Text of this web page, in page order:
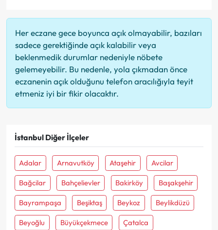
Her eczane gece boyunca açık olmayabilir, bazıları
sadece gerektiğinde açık kalabilir veya
beklenmedik durumlar nedeniyle nöbete
gelemeyebilir. Bu nedenle, yola çıkmadan önce
eczanenin açık olduğunu telefon aracılığıyla teyit
etmeniz iyi bir fikir olacaktır.
İstanbul Diğer İlçeler
Adalar Arnavutköy Ataşehir Avcilar
Bağcilar Bahçelievler Bakirköy Başakşehir
Bayrampaşa Beşiktaş Beykoz Beylikdüzü
Beyoğlu Büyükçekmece Çatalca